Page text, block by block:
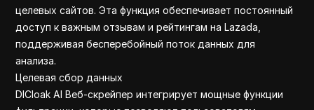
целевых сайтов. Эта функция обеспечивает постоянный
доступ к важным отзывам и рейтингам на Lazada,
поддерживая бесперебойный поток данных для
анализа.
Целевая сбор данных
DICloak AI Веб-скрейпер интегрирует мощные функции